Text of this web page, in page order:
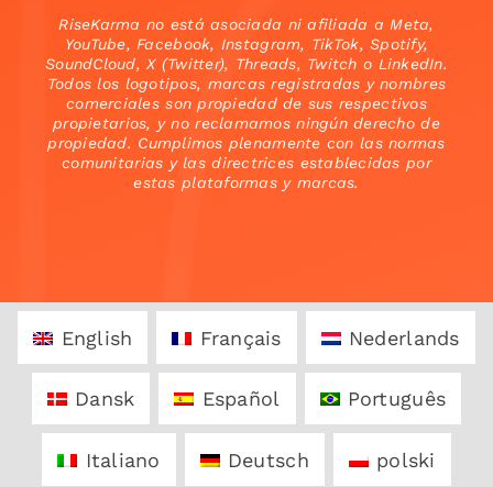
RiseKarma no está asociada ni afiliada a Meta,
YouTube, Facebook, Instagram, TikTok, Spotify,
SoundCloud, X (Twitter), Threads, Twitch o LinkedIn.
Todos los logotipos, marcas registradas y nombres
comerciales son propiedad de sus respectivos
propietarios, y no reclamamos ningún derecho de
propiedad. Cumplimos plenamente con las normas
comunitarias y las directrices establecidas por
estas plataformas y marcas.
English Français Nederlands
Dansk Español Português
Italiano Deutsch polski